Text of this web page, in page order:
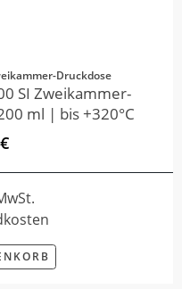
Druckdose
SI Zweikammer-
ml | bis +320°C